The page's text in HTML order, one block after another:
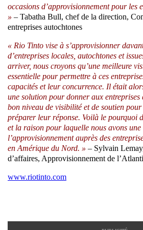
occasions d’approvisionnement pour les
» – Tabatha Bull, chef de la direction,
entreprises autochtones
« Rio Tinto vise à s’approvisionner
d’entreprises locales, autochtones et
arriver, nous croyons qu’une meilleure
essentielle pour permettre à ces
capacités et leur concurrence. Il était
une solution pour donner aux entreprises
bon niveau de visibilité et de soutien pour
préparer leur réponse. Voilà le pourquoi
et la raison pour laquelle nous avons une
l’approvisionnement auprès des
en Amérique du Nord. » – Sylvain
d’affaires, Approvisionnement de
www.riotinto.com